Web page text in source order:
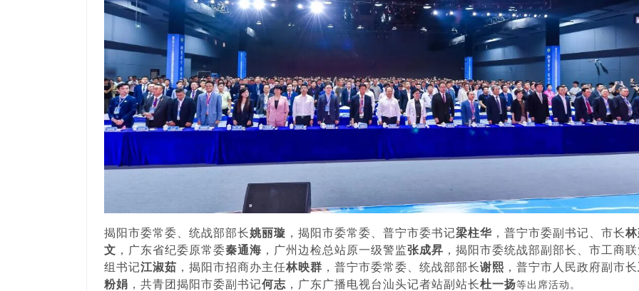
揭阳市委常委、统战部部长姚丽璇 ，揭阳市委常委、普宁市委书记梁柱华 ，普宁市委副书记、市长
文 ，广东省纪委原常委秦通海 ，广州边检总站原一级警监张成昇 ，揭阳市委统战部副部长、市工商
组书记江淑茹 ，揭阳市招商办主任林映群 ，普宁市委常委、统战部部长谢熙 ，普宁市人民政府副市长
粉娟 ，共青团揭阳市委副书记何志 ，广东广播电视台汕头记者站副站长杜一扬等出席活动。